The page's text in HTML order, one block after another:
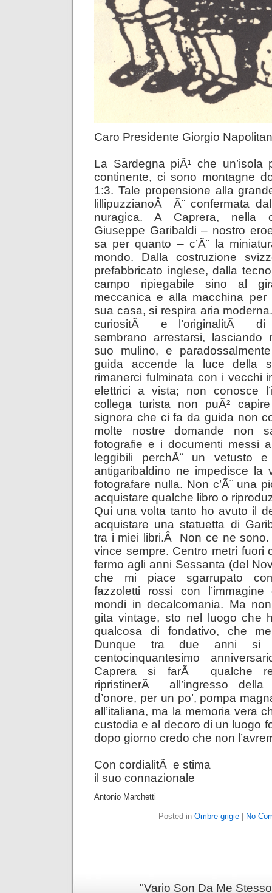
Caro Presidente Giorgio
La Sardegna piÃ¹ che
continente, ci sono montagne
1:3. Tale propensione alla
lillipuzzianoÂ Ã¨ confermata
nuragica. A Caprera, nella
Giuseppe Garibaldi – nostro
sa per quanto – c’Ã¨ la
mondo. Dalla costruzione
prefabbricato inglese, dalla
campo ripiegabile sino al
meccanica e alla macchina
sua casa, si respira aria
curiositÃ e l’originalitÃ di
sembrano arrestarsi,
suo mulino, e
guida accende la luce della
rimanerci fulminata con i vecchi
elettrici a vista; non conosce
collega turista non puÃ²
signora che ci fa da guida non
molte nostre domande non
fotografie e i documenti messi
leggibili perchÃ¨ un vetusto
antigaribaldino ne impedisce la
fotografare nulla. Non c’Ã¨ una
acquistare qualche libro o
Qui una volta tanto ho avuto il
acquistare una statuetta di
tra i miei libri.Â Non ce ne
vince sempre. Centro metri fuori
fermo agli anni Sessanta (del
che mi piace sgarrupato
fazzoletti rossi con l’immagine
mondi in decalcomania. Ma
gita vintage, sto nel luogo che
qualcosa di fondativo, che
Dunque tra due anni si
centocinquantesimo
Caprera si farÃ qualche
ripristinerÃ all’ingresso
d’onore, per un po’, pompa
all’italiana, ma la memoria vera
custodia e al decoro di un luogo
dopo giorno credo che non
Con cordialitÃ e stima
il suo connazionale
Antonio Marchetti
Posted in Ombre grigie No
"Vario Son Da Me